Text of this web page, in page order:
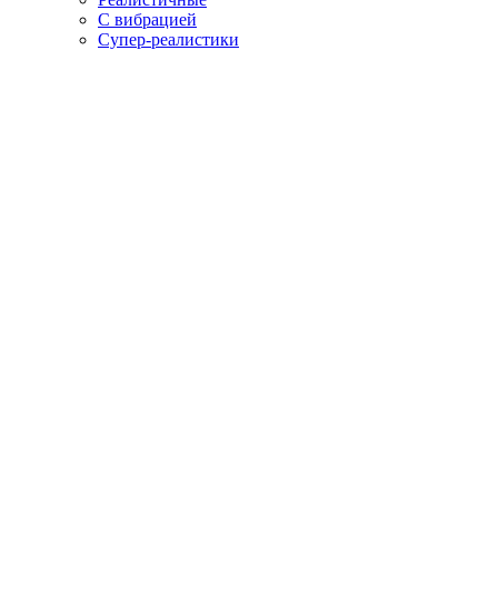
С вибрацией
Супер-реалистики